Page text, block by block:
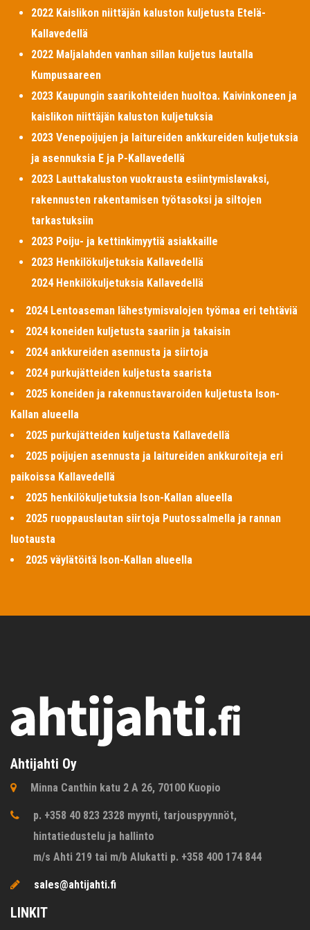
2022 Kaislikon niittäjän kaluston kuljetusta Etelä-
Kallavedellä
2022 Maljalahden vanhan sillan kuljetus lautalla
Kumpusaareen
2023 Kaupungin saarikohteiden huoltoa. Kaivinkoneen ja
kaislikon niittäjän kaluston kuljetuksia
2023 Venepoijujen ja laitureiden ankkureiden kuljetuksia
ja asennuksia E ja P-Kallavedellä
2023 Lauttakaluston vuokrausta esiintymislavaksi,
rakennusten rakentamisen työtasoksi ja siltojen
tarkastuksiin
2023 Poiju- ja kettinkimyytiä asiakkaille
2023 Henkilökuljetuksia Kallavedellä
2024 Henkilökuljetuksia Kallavedellä
2024 Lentoaseman lähestymisvalojen työmaa eri tehtäviä
2024 koneiden kuljetusta saariin ja takaisin
2024 ankkureiden asennusta ja siirtoja
2024 purkujätteiden kuljetusta saarista
2025 koneiden ja rakennustavaroiden kuljetusta Ison-
Kallan alueella
2025 purkujätteiden kuljetusta Kallavedellä
2025 poijujen asennusta ja laitureiden ankkuroiteja eri
paikoissa Kallavedellä
2025 henkilökuljetuksia Ison-Kallan alueella
2025 ruoppauslautan siirtoja Puutossalmella ja rannan
luotausta
2025 väylätöitä Ison-Kallan alueella
Ahtijahti Oy
Minna Canthin katu 2 A 26, 70100 Kuopio
p. +358 40 823 2328 myynti, tarjouspyynnöt,
hintatiedustelu ja hallinto
m/s Ahti 219 tai m/b Alukatti p. +358 400 174 844
sales@ahtijahti.fi
LINKIT